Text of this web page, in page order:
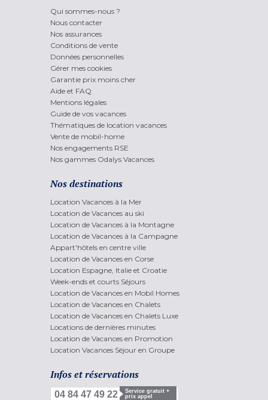
Qui sommes-nous ?
Nous contacter
Nos assurances
Conditions de vente
Données personnelles
Gérer mes cookies
Garantie prix moins cher
Aide et FAQ
Mentions légales
Guide de vos vacances
Thématiques de location vacances
Vente de mobil-home
Nos engagements RSE
Nos gammes Odalys Vacances
Nos destinations
Location Vacances à la Mer
Location de Vacances au ski
Location de Vacances à la Montagne
Location de Vacances à la Campagne
Appart'hôtels en centre ville
Location de Vacances en Corse
Location Espagne, Italie et Croatie
Week-ends et courts Séjours
Location de Vacances en Mobil Homes
Location de Vacances en Chalets
Location de Vacances en Chalets Luxe
Locations de dernières minutes
Location de Vacances en Promotion
Location Vacances Séjour en Groupe
Infos et réservations
04 84 47 49 22
Service gratuit +
prix appel